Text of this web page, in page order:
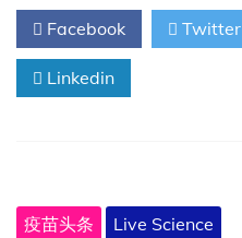
离
成
方
疾
明
可
能
Facebook Twitter
Linkedin
疫苗头条 Live Science